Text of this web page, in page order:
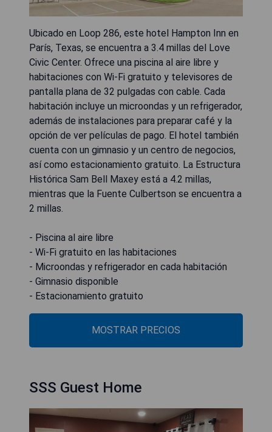
Ubicado en Loop 286, este hotel Hampton Inn en
París, Texas, se encuentra a 3.4 millas del Love
Civic Center. Ofrece una piscina al aire libre y
habitaciones con Wi-Fi gratuito y televisores de
pantalla plana de 32 pulgadas con cable. Cada
habitación incluye un microondas y un refrigerador,
además de instalaciones para preparar café y la
opción de ver películas de pago. El hotel también
cuenta con un gimnasio y un centro de negocios,
así como estacionamiento gratuito. La Estructura
Histórica Sam Bell Maxey está a 4.2 millas,
mientras que la Fuente Culbertson se encuentra a
2 millas.
- Piscina al aire libre
- Wi-Fi gratuito en las habitaciones
- Microondas y refrigerador en cada habitación
- Gimnasio disponible
- Estacionamiento gratuito
MOSTRAR PRECIOS
SSS Guest Home